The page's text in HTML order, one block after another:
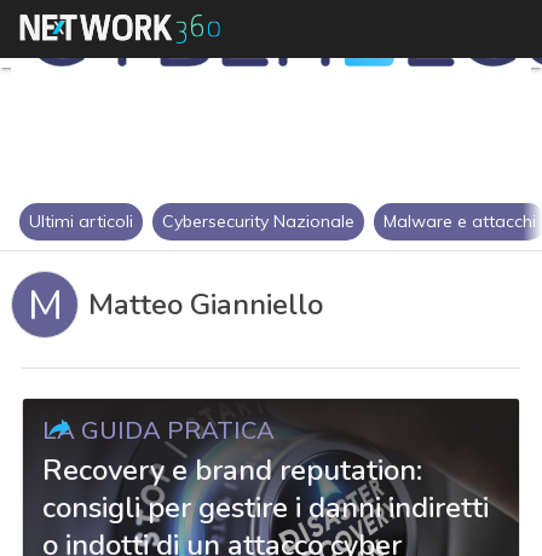
Ultimi articoli Cybersecurity Nazionale Malware e attacchi
M Matteo Gianniello
LA GUIDA PRATICA
Recovery e brand reputation:
consigli per gestire i danni indiretti
o indotti di un attacco cyber